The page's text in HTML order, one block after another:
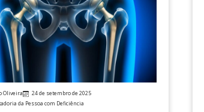
Oliveira
24 de setembro de 2025
da Pessoa com Deficiência